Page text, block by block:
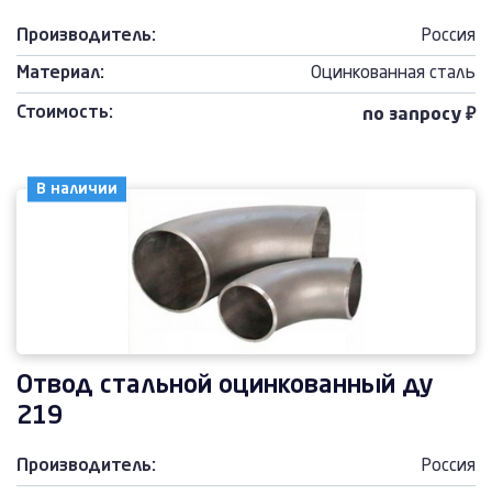
Производитель: Россия
Материал: Оцинкованная сталь
Стоимость: по запросу ₽
В наличии
Отвод стальной оцинкованный ду
219
Производитель: Россия